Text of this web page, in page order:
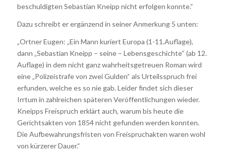
beschuldigten Sebastian Kneipp nicht erfolgen konnte.“
Dazu schreibt er ergänzend in seiner Anmerkung 5 unten:
„Ortner Eugen: „Ein Mann kuriert Europa (1-11.Auflage),
dann „Sebastian Kneipp – seine – Lebensgeschichte“ (ab 12.
Auflage) in dem nicht ganz wahrheitsgetreuen Roman wird
eine „Polizeistrafe von zwei Gulden“ als Urteilsspruch frei
erfunden, welche es so nie gab. Leider findet sich dieser
Irrtum in zahlreichen späteren Veröffentlichungen wieder.
Kneipps Freispruch erklärt auch, warum bis heute die
Gerichtsakten von 1854 nicht gefunden werden konnten.
Die Aufbewahrungsfristen von Freispruchakten waren wohl
von kürzerer Dauer.“